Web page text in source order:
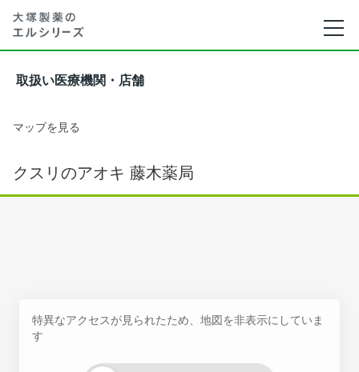
取扱い医療機関・店舗
マップを見る
クスリのアオキ 藤木薬局
特異なアクセスが見られたため、地図を非表示にしていま
す